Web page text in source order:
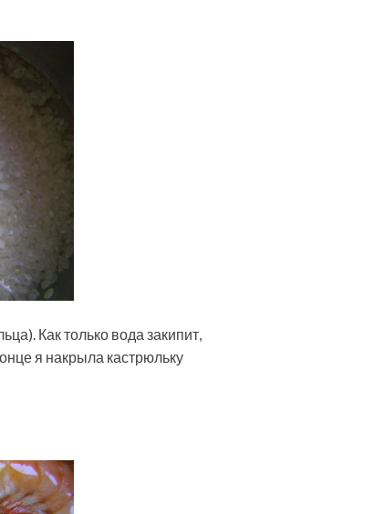
Как только вода закипит,
я накрыла кастрюльку